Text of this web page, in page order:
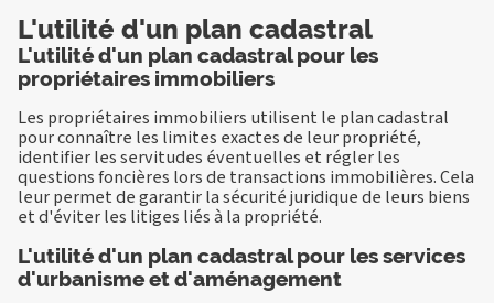
L'utilité d'un plan cadastral
L'utilité d'un plan cadastral pour les
propriétaires immobiliers
Les propriétaires immobiliers utilisent le plan cadastral
pour connaître les limites exactes de leur propriété,
identifier les servitudes éventuelles et régler les
questions foncières lors de transactions immobilières. Cela
leur permet de garantir la sécurité juridique de leurs biens
et d'éviter les litiges liés à la propriété.
L'utilité d'un plan cadastral pour les services
d'urbanisme et d'aménagement